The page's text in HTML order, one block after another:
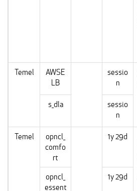
Temel
AWSE
LB
sessio
n
s_dla
sessio
n
Temel
opncl_
comfo
rt
1y 29d
opncl_
essent
1y 29d